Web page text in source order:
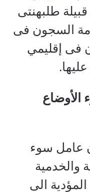
طلبهنتى
السجون فى
فى إقليمي
الأوضاع
عامل سوء
والخدمية
الى